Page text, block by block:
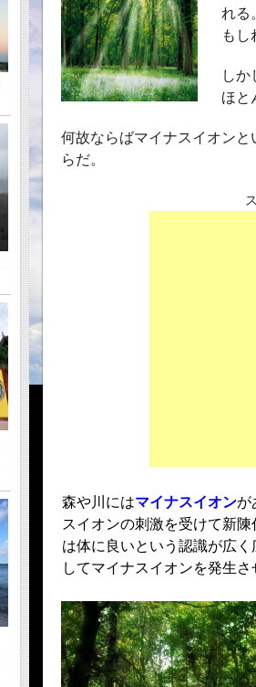
れる
もし
しか
ほと
何故ならばマイナスイオン
らだ。
森や川にはマイナスイオンが
スイオンの刺激を受けて新
は体に良いという認識が広
してマイナスイオンを発生